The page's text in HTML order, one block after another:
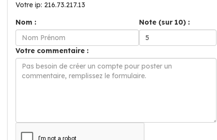
Votre ip: 216.73.217.13
Nom :
Note (sur 10) :
Votre commentaire :